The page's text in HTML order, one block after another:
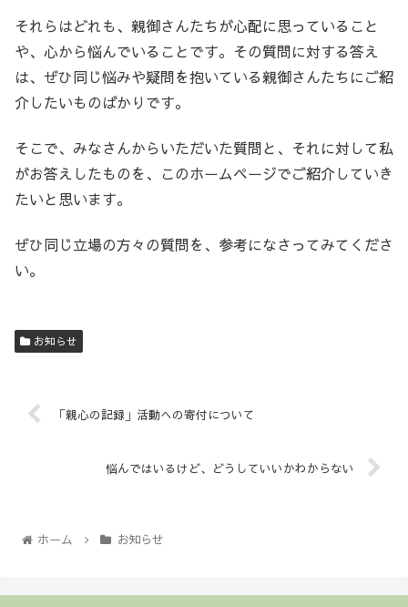
それらはどれも、親御さんたちが心配に思っていること
や、心から悩んでいることです。その質問に対する答え
は、ぜひ同じ悩みや疑問を抱いている親御さんたちにご紹
介したいものばかりです。
そこで、みなさんからいただいた質問と、それに対して私
がお答えしたものを、このホームページでご紹介していき
たいと思います。
ぜひ同じ立場の方々の質問を、参考になさってみてくださ
い。
お知らせ
「親心の記録」活動への寄付について
悩んではいるけど、どうしていいかわからない
ホーム お知らせ